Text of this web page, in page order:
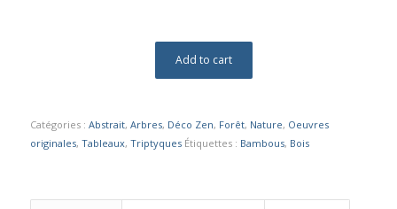
Add to cart
Catégories : Abstrait, Arbres, Déco Zen, Forêt, Nature, Oeuvres
originales, Tableaux, Triptyques Étiquettes : Bambous, Bois